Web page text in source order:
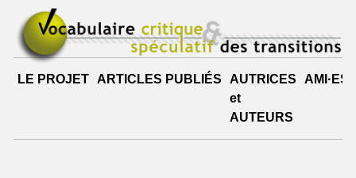
LE PROJET ARTICLES PUBLIÉS
AUTRICES
et
AUTEURS
AMI·ES